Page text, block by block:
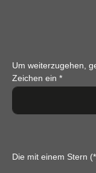
Um weiterzugehen,
Zeichen ein *
Die mit einem Stern